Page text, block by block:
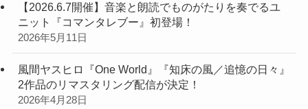
【2026.6.7開催】音楽と朗読でものがたりを奏でるユ
ニット『コマンタレブー』初登場！
2026年5月11日
風間ヤスヒロ『One World』『知床の風／追憶の日々』
2作品のリマスタリング配信が決定！
2026年4月28日